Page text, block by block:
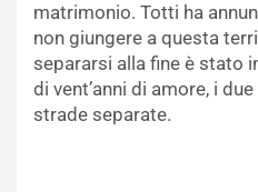
matrimonio. Totti ha
non giungere a questa
separarsi alla fine è stato
di vent’anni di amore, i
strade separate.